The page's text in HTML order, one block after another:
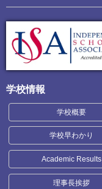
学校情報
学校概要
学校早わかり
Academic Results
理事長挨拶